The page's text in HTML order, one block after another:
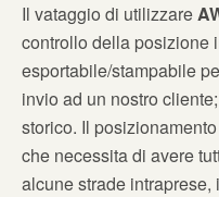
Il vataggio di utilizzare
controllo della posizione
esportabile/stampabile
invio ad un nostro
storico. Il
che necessita di avere
alcune strade